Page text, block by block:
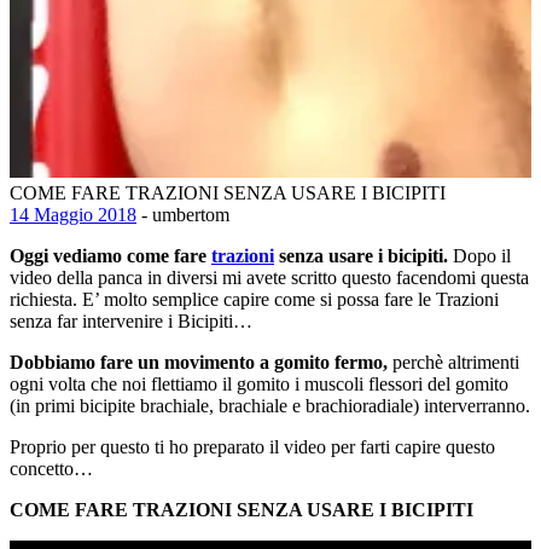
COME FARE TRAZIONI SENZA USARE I BICIPITI
14 Maggio 2018 - umbertom
Oggi vediamo come fare trazioni senza usare i bicipiti. Dopo il
video della panca in diversi mi avete scritto questo facendomi questa
richiesta. E’ molto semplice capire come si possa fare le Trazioni
senza far intervenire i Bicipiti…
Dobbiamo fare un movimento a gomito fermo, perchè altrimenti
ogni volta che noi flettiamo il gomito i muscoli flessori del gomito
(in primi bicipite brachiale, brachiale e brachioradiale) interverranno.
Proprio per questo ti ho preparato il video per farti capire questo
concetto…
COME FARE TRAZIONI SENZA USARE I BICIPITI